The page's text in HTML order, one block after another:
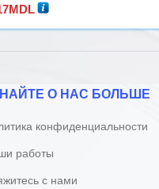
MDL
О НАС БОЛЬШЕ
конфиденциальности
работы
с нами